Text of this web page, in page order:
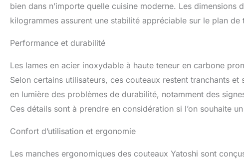
bien dans n’importe quelle cuisine moderne. Les
kilogrammes assurent une stabilité appréciable sur le plan de
Performance et durabilité
Les lames en acier inoxydable à haute teneur en carbone
Selon certains utilisateurs, ces couteaux restent tranchants
en lumière des problèmes de durabilité, notamment des
Ces détails sont à prendre en considération si l’on souhaite
Confort d’utilisation et ergonomie
Les manches ergonomiques des couteaux Yatoshi sont